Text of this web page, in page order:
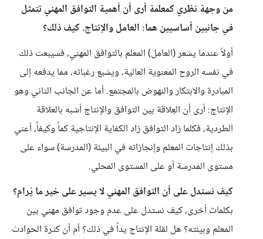
من وجهة نظري كمعلمة أرى أن أهمية التوافق المهني تتمثل
في جانبين أساسيين هما: العامل والإنتاج. كيف ذلك؟
أولاً عندما يشعر (العامل) المعلم بالتوافق المهني، فسيبعث ذلك
في نفسه الروح المعنوية العالية، ويشبع رغباته، مما يدفعه إلى
المبادرة والابتكار والنهوض بالمجتمع. أما عن الجانب الثاني وهو
الإنتاج: أرى أن العِلاقة بين التوافق والإنتاج أشبه بالعلاقة
الطردية، فكلما زاد التوافق زاد الكفاية الإنتاجية كماً وكيفاً، أعني
بذلك إنتاجات المعلم وإنجازاته في البيئة (المدرسة) سواء على
مستوى المدرسة أو على المستوى المحلي.
كيف نستدل على أن التوافق المهني لا يسير على خير ما يُرام؟
بكلمات أخرى، كيف نستدل على عدم وجود توافق مهني بين
المعلم وبيئته؟ هل لقلة الإنتاج يداً في ذلك؟ أم أن كثرة الحوادث